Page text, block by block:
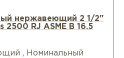
нержавеющий 2 1/2"
2500 RJ ASME B 16.5
, Номинальный